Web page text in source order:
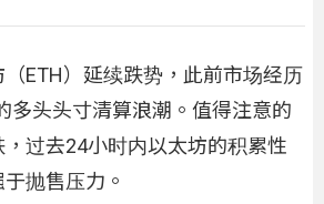
ETH）延续跌势，此前市场经历
多头头寸清算浪潮。值得注意的
过去24小时内以太坊的积累性
抛售压力。